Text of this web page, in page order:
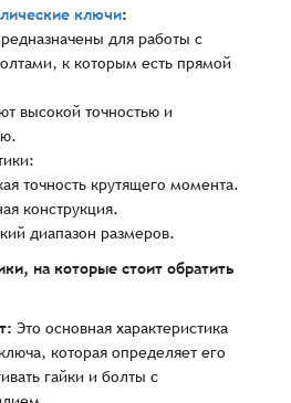
ключи:
для работы с
к которым есть прямой
высокой точностью и
точность крутящего момента.
конструкция.
диапазон размеров.
на которые стоит обратить
Это основная характеристика
которая определяет его
гайки и болты с